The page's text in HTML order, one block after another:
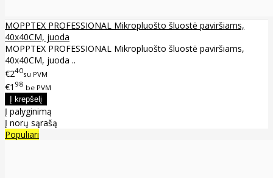
MOPPTEX PROFESSIONAL Mikropluošto šluostė paviršiams,
40x40CM, juoda
MOPPTEX PROFESSIONAL Mikropluošto šluostė paviršiams,
40x40CM, juoda ..
€240su PVM
€1 98 be PVM
Į palyginimą
Į norų sąrašą
Populiari